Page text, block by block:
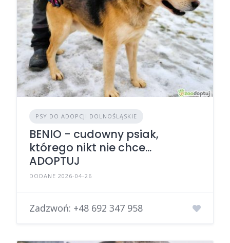
PSY DO ADOPCJI DOLNOŚLĄSKIE
BENIO - cudowny psiak,
którego nikt nie chce...
ADOPTUJ
DODANE 2026-04-26
Zadzwoń: +48 692 347 958